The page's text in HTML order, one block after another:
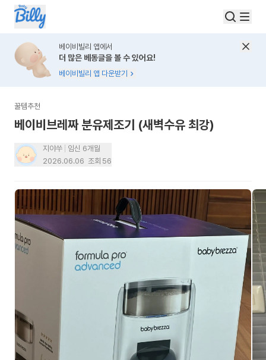
베이비빌리 앱에서
더 많은 베동글을 볼 수 있어요!
베이비빌리 앱 다운받기
꿀템추천
베이비브레짜 분유제조기 (새벽수유 최강)
지야쑤
임신 6개월
2026.06.06 조회 56